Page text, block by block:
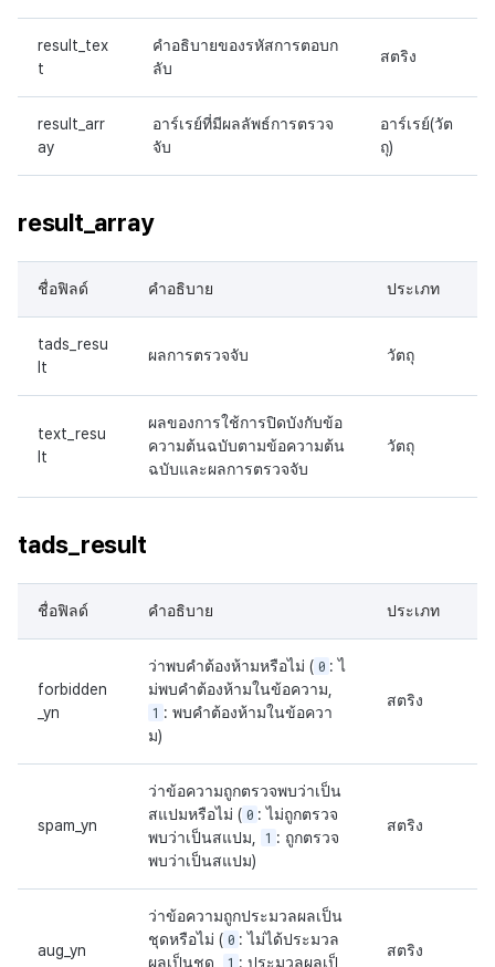
result_tex
t
คำอธิบายของรหัสการตอบก
ลับ
สตริง
result_arr
ay
อาร์เรย์ที่มีผลลัพธ์การตรวจ
จับ
อาร์เรย์(วัต
ถุ)
result_array
ชื่อฟิลด์ คำอธิบาย ประเภท
tads_resu
lt
ผลการตรวจจับ วัตถุ
text_resu
lt
ผลของการใช้การปิดบังกับข้อ
ความต้นฉบับตามข้อความต้น
ฉบับและผลการตรวจจับ
วัตถุ
tads_result
ชื่อฟิลด์ คำอธิบาย ประเภท
forbidden
_yn
ว่าพบคำต้องห้ามหรือไม่ ( 0 : ไ
ม่พบคำต้องห้ามในข้อความ,
1 : พบคำต้องห้ามในข้อควา
ม)
สตริง
spam_yn
ว่าข้อความถูกตรวจพบว่าเป็น
สแปมหรือไม่ ( 0 : ไม่ถูกตรวจ
พบว่าเป็นสแปม,
1 : ถูกตรวจ
พบว่าเป็นสแปม)
สตริง
aug_yn
ว่าข้อความถูกประมวลผลเป็น
ชุดหรือไม่ ( 0 : ไม่ได้ประมวล
ผลเป็นชุด,
1 : ประมวลผลเป็
สตริง